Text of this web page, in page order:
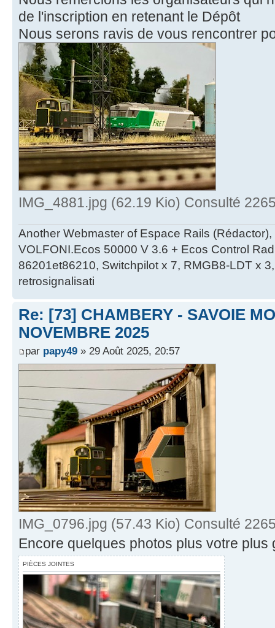
de l'inscription en retenant le Dépôt
Nous serons ravis de vous rencontrer
IMG_4881.jpg (62.19 Kio) Consulté
Another Webmaster of Espace Rails
VOLFONI.Ecos 50000 V 3.6 + Ecos Control
86201et86210, Switchpilot x 7, RMGB8-LDT x
retrosignalisati
Re: [73] CHAMBERY - SAVOIE
NOVEMBRE 2025
par papy49 » 29 Août 2025, 20:57
IMG_0796.jpg (57.43 Kio) Consulté
Encore quelques photos plus votre plus
PIÈCES JOINTES